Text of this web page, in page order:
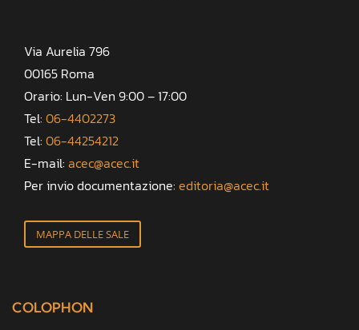
Via Aurelia 796
00165 Roma
Orario: Lun-Ven 9:00 – 17:00
Tel: 06-4402273
Tel: 06-44254212
E-mail: acec@acec.it
Per invio documentazione: editoria@acec.it
MAPPA DELLE SALE
COLOPHON